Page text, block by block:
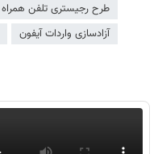
طرح رجیستری تلفن همراه
آزادسازی واردات آیفون